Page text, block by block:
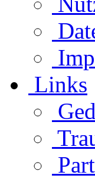
Links